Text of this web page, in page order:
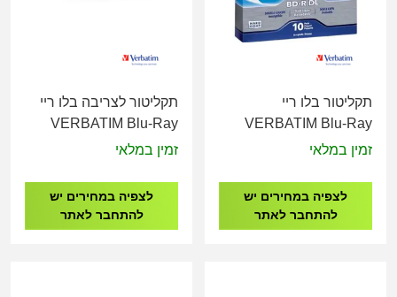
תקליטור בלו ריי
VERBATIM Blu-Ray
Media BD-R DL, 8X,
10Pcs
זמין במלאי
לצפיה במחירים יש
להתחבר לאתר
תקליטור לצריבה בלו ריי
VERBATIM Blu-Ray
Media BD-R, 16X,
זמין במלאי
לצפיה במחירים יש
להתחבר לאתר